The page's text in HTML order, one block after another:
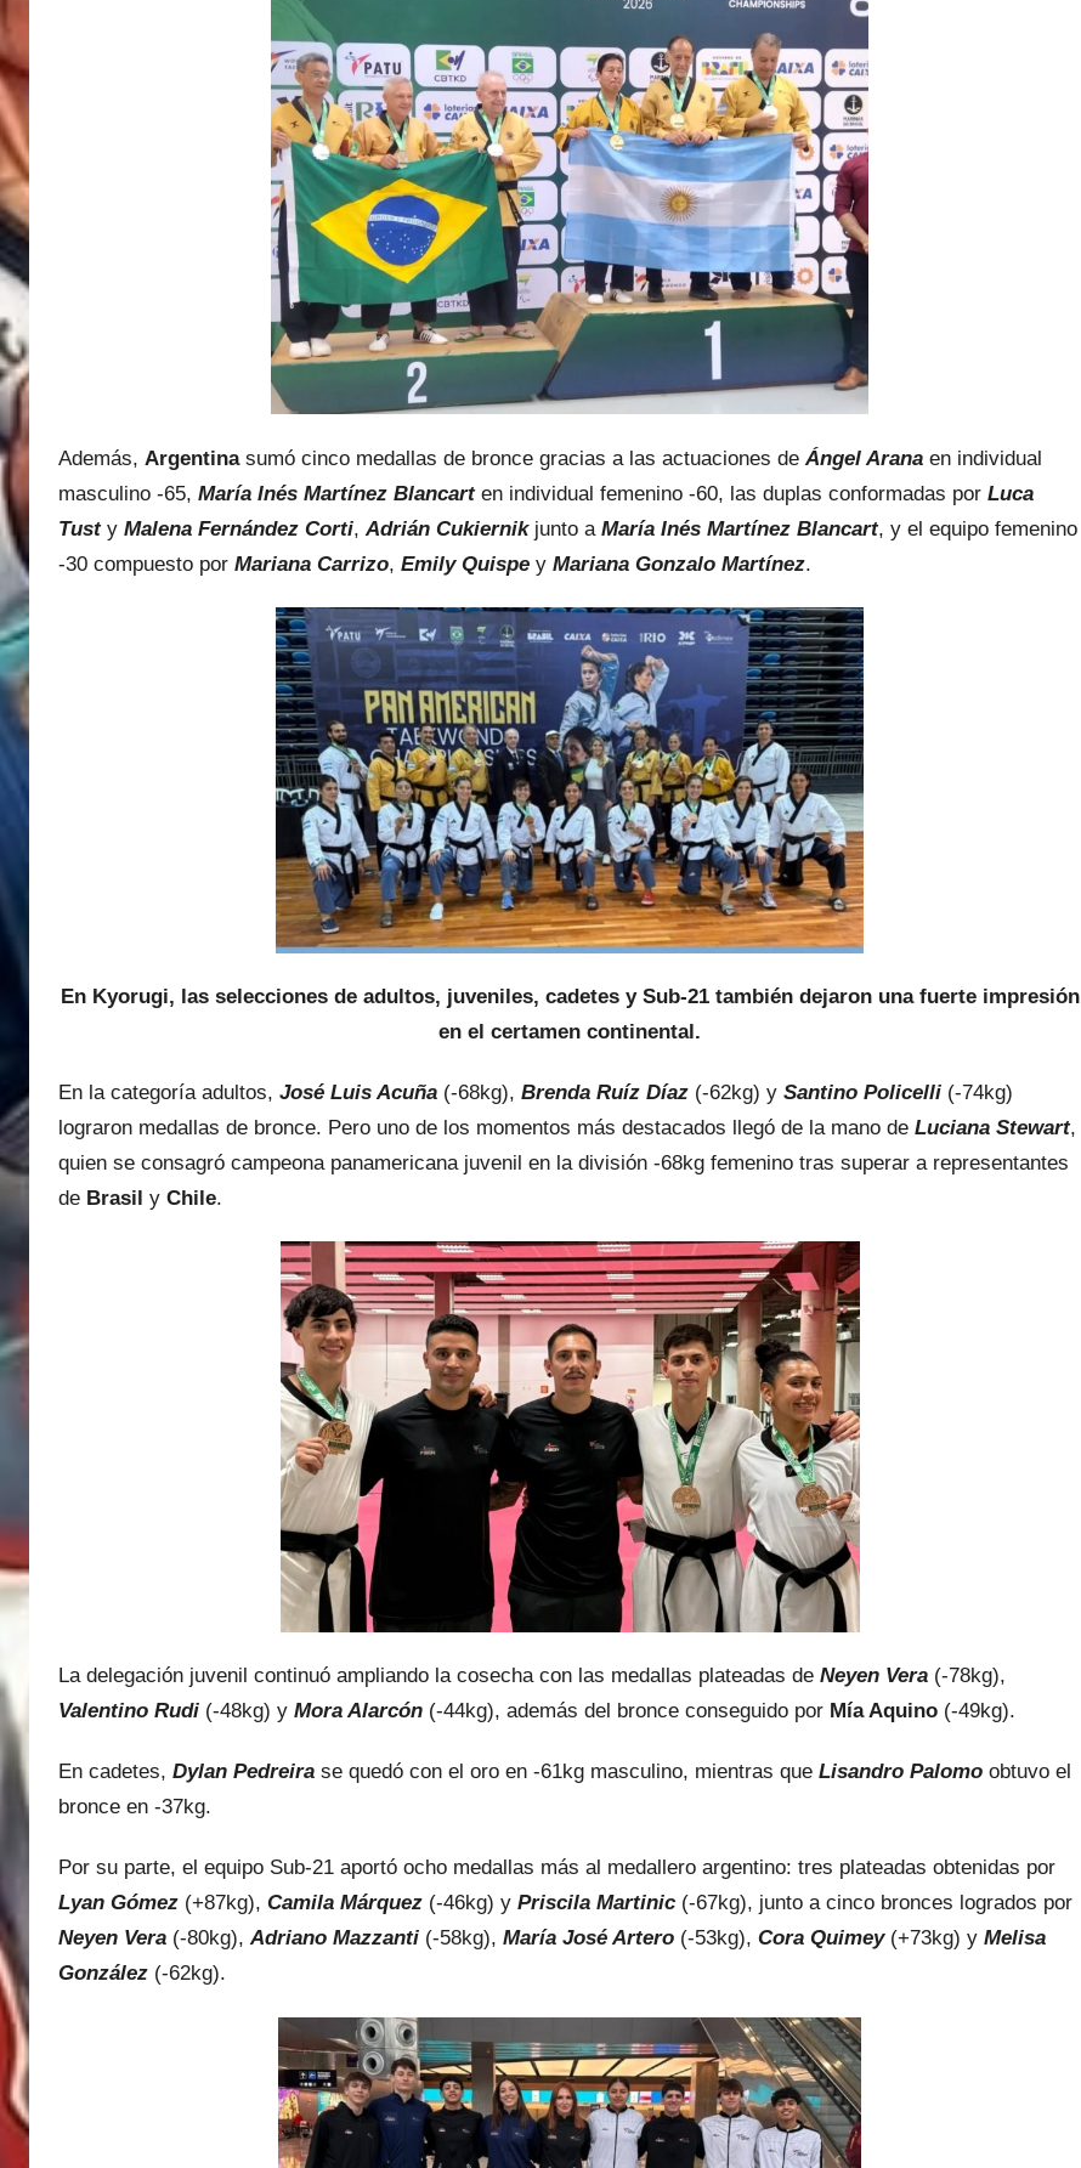
Además, Argentinasumó cinco medallas de bronce gracias a las actuaciones de Ángel Arana en individual
masculino -65, María Inés Martínez Blancarten individual femenino -60, las duplas conformadas por Luca
Tust y Malena Fernández Corti, Adrián Cukiernikjunto a María Inés Martínez Blancart, y el equipo femenino
-30 compuesto por Mariana Carrizo, Emily Quispe y Mariana Gonzalo Martínez.
En Kyorugi, las selecciones de adultos, juveniles, cadetes y Sub-21 también dejaron una fuerte impresión
en el certamen continental.
En la categoría adultos, José Luis Acuña (-68kg), Brenda Ruíz Díaz (-62kg) y Santino Policelli (-74kg)
lograron medallas de bronce. Pero uno de los momentos más destacados llegó de la mano de Luciana Stewart,
quien se consagró campeona panamericana juvenil en la división -68kg femenino tras superar a representantes
de Brasil y Chile.
La delegación juvenil continuó ampliando la cosecha con las medallas plateadas de Neyen Vera (-78kg),
Valentino Rudi (-48kg) y Mora Alarcón (-44kg), además del bronce conseguido por Mía Aquino (-49kg).
En cadetes, Dylan Pedreira se quedó con el oro en -61kg masculino, mientras que Lisandro Palomo obtuvo el
bronce en -37kg.
Por su parte, el equipo Sub-21 aportó ocho medallas más al medallero argentino: tres plateadas obtenidas por
Lyan Gómez (+87kg), Camila Márquez (-46kg) y Priscila Martinic (-67kg), junto a cinco bronces logrados por
Neyen Vera (-80kg),Adriano Mazzanti (-58kg), María José Artero (-53kg), Cora Quimey(+73kg) y Melisa
González (-62kg).